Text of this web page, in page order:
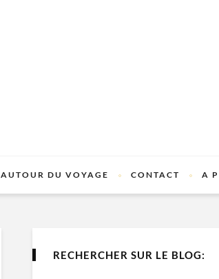
AUTOUR DU VOYAGE CONTACT A
RECHERCHER SUR LE BLOG: